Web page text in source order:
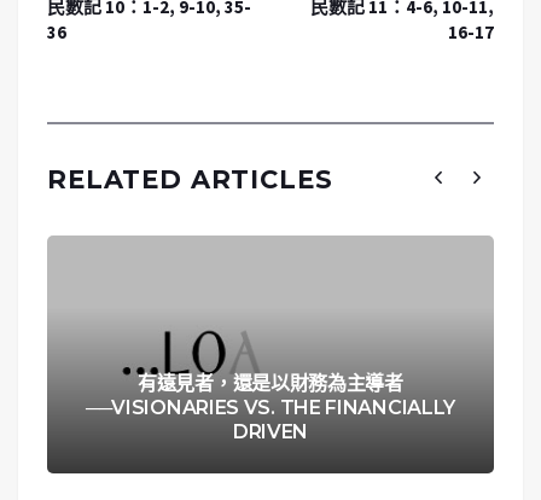
民數記 10：1-2, 9-10, 35-
36
民數記 11：4-6, 10-11,
16-17
RELATED ARTICLES
有遠見者，還是以財務為主導者
──VISIONARIES VS. THE FINANCIALLY
DRIVEN